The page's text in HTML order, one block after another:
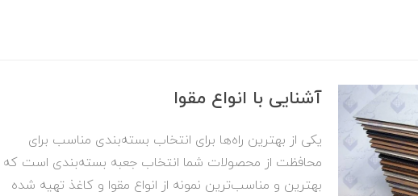
آشنایی با انواع مقوا
یکی از بهترین راه‌ها برای انتخاب بسته‌بندی مناسب برای
محافظت از محصولات شما انتخاب جعبه بسته‌بندی است که
بهترین و مناسب‌ترین نمونه از انواع مقوا و کاغذ تهیه شده